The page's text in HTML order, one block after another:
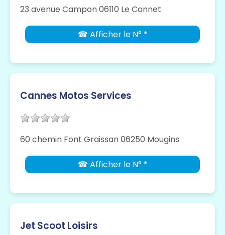
23 avenue Campon 06110 Le Cannet
☎ Afficher le N° *
Cannes Motos Services
60 chemin Font Graissan 06250 Mougins
☎ Afficher le N° *
Jet Scoot Loisirs